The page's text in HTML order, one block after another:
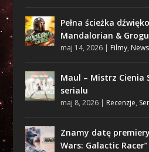
Pełna ścieżka
Mandalorian &
maj 14, 2026| Filmy,
Maul – Mistrz Cienia
serialu
maj 8, 2026| Recenzje,
Znamy datę
Wars: Galactic Racer”